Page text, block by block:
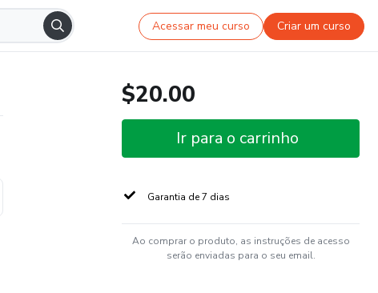
Acessar meu curso Criar um curso
$20.00
Ir para o carrinho
Garantia de 7 dias
Ao comprar o produto, as instruções de acesso
serão enviadas para o seu email.